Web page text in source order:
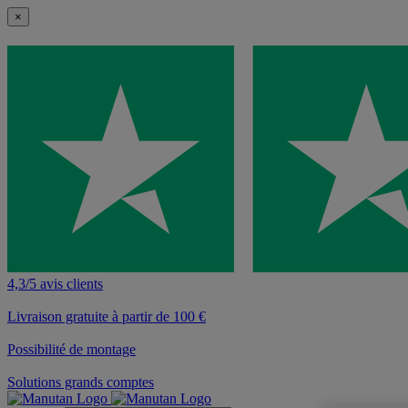
×
4,3/5 avis clients
Livraison gratuite à partir de 100 €
Possibilité de montage
Solutions grands comptes